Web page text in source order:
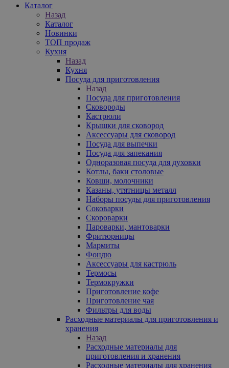
Каталог
Назад
Каталог
Новинки
ТОП продаж
Кухня
Назад
Кухня
Посуда для приготовления
Назад
Посуда для приготовления
Сковороды
Кастрюли
Крышки для сковород
Аксессуары для сковород
Посуда для выпечки
Посуда для запекания
Одноразовая посуда для духовки
Котлы, баки столовые
Ковши, молочники
Казаны, утятницы металл
Наборы посуды для приготовления
Соковарки
Скороварки
Пароварки, мантоварки
Фритюрницы
Мармиты
Фондю
Аксессуары для кастрюль
Термосы
Термокружки
Приготовление кофе
Приготовление чая
Фильтры для воды
Расходные материалы для приготовления и
хранения
Назад
Расходные материалы для
приготовления и хранения
Расходные материалы для хранения